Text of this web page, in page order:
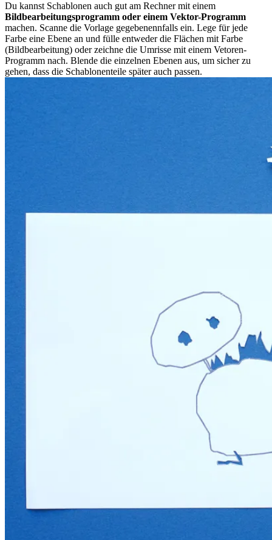
Du kannst Schablonen auch gut am Rechner mit einem
Bildbearbeitungsprogramm oder einem Vektor-Programm
machen. Scanne die Vorlage gegebenennfalls ein. Lege für jede
Farbe eine Ebene an und fülle entweder die Flächen mit Farbe
(Bildbearbeitung) oder zeichne die Umrisse mit einem Vetoren-
Programm nach. Blende die einzelnen Ebenen aus, um sicher zu
gehen, dass die Schablonenteile später auch passen.